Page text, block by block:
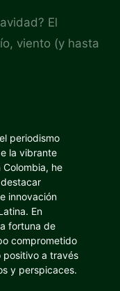
El
viento (y hasta
periodismo
la vibrante
he
innovación
En
fortuna de
comprometido
positivo a través
y perspicaces.